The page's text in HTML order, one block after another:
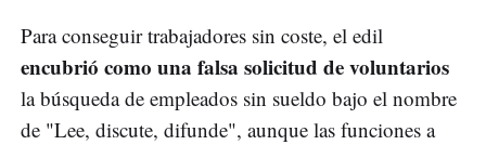
Para conseguir trabajadores sin coste, el edil
encubrió como una falsa solicitud de voluntarios
la búsqueda de empleados sin sueldo bajo el nombre
de "Lee, discute, difunde", aunque las funciones a